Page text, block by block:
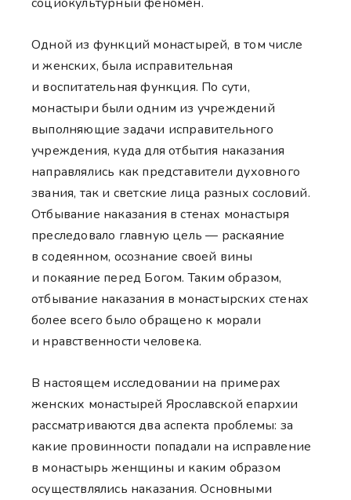
Одной из функций монастырей, в том числе
и женских, была исправительная
и воспитательная функция. По сути,
монастыри были одним из учреждений
выполняющие задачи исправительного
учреждения, куда для отбытия наказания
направлялись как представители духовного
звания, так и светские лица разных сословий.
Отбывание наказания в стенах монастыря
преследовало главную цель — раскаяние
в содеянном, осознание своей вины
и покаяние перед Богом. Таким образом,
отбывание наказания в монастырских стенах
более всего было обращено к морали
и нравственности человека.
В настоящем исследовании на примерах
женских монастырей Ярославской епархии
рассматриваются два аспекта проблемы: за
какие провинности попадали на исправление
в монастырь женщины и каким образом
осуществлялись наказания. Основными